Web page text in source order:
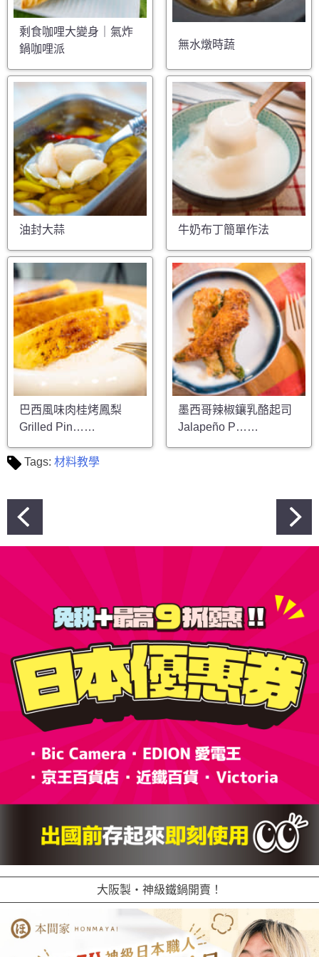
剩食咖哩大變身｜氣炸
鍋咖哩派
無水燉時蔬
油封大蒜 牛奶布丁簡單作法
巴西風味肉桂烤鳳梨
Grilled Pin……
墨西哥辣椒鑲乳酪起司
Jalapeño P……
Tags: 材料教學
文
章
大阪製・神級鐵鍋開賣！